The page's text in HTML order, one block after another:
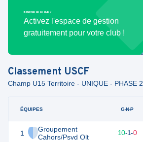
Bénévole de ce club ?
Activez l'espace de gestion
gratuitement pour votre club !
Classement USCF
Champ U15 Territoire - UNIQUE - PHASE 2
ÉQUIPES
1
Groupement
Cahors/Psvd Olt
G-N-P
31 10-1-0